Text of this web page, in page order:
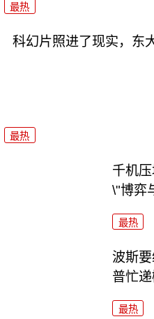
最热
科幻片照进了现实，东
最热
千机
\"博弈
最热
波斯
普忙递
最热